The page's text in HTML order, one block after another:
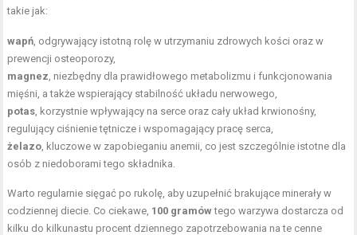
takie jak:
wapń , odgrywający istotną rolę w utrzymaniu zdrowych kości oraz w
prewencji osteoporozy,
magnez , niezbędny dla prawidłowego metabolizmu i funkcjonowania
mięśni, a także wspierający stabilność układu nerwowego,
potas , korzystnie wpływający na serce oraz cały układ krwionośny,
regulujący ciśnienie tętnicze i wspomagający pracę serca,
żelazo , kluczowe w zapobieganiu anemii, co jest szczególnie istotne dla
osób z niedoborami tego składnika.
Warto regularnie sięgać po rukolę, aby uzupełnić brakujące minerały w
codziennej diecie. Co ciekawe, 100 gramówtego warzywa dostarcza od
kilku do kilkunastu procent dziennego zapotrzebowania na te cenne